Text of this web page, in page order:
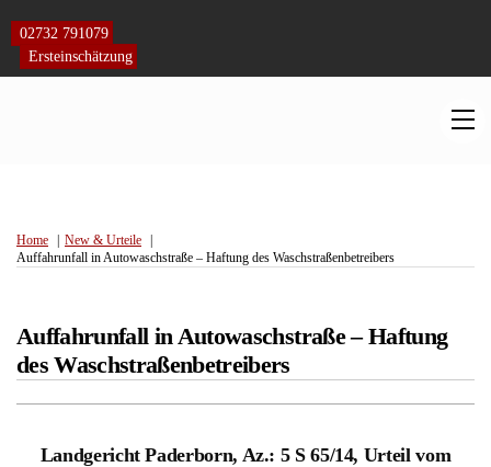
content
02732 791079
Ersteinschätzung
Home
New & Urteile
Auffahrunfall in Autowaschstraße – Haftung des Waschstraßenbetreibers
Auffahrunfall in Autowaschstraße – Haftung
des Waschstraßenbetreibers
Landgericht Paderborn, Az.: 5 S 65/14, Urteil vom